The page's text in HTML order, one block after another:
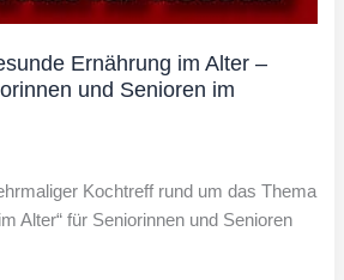
Ernährung im Alter –
und Senioren im
Kochtreff rund um das Thema
Alter“ für Seniorinnen und Senioren